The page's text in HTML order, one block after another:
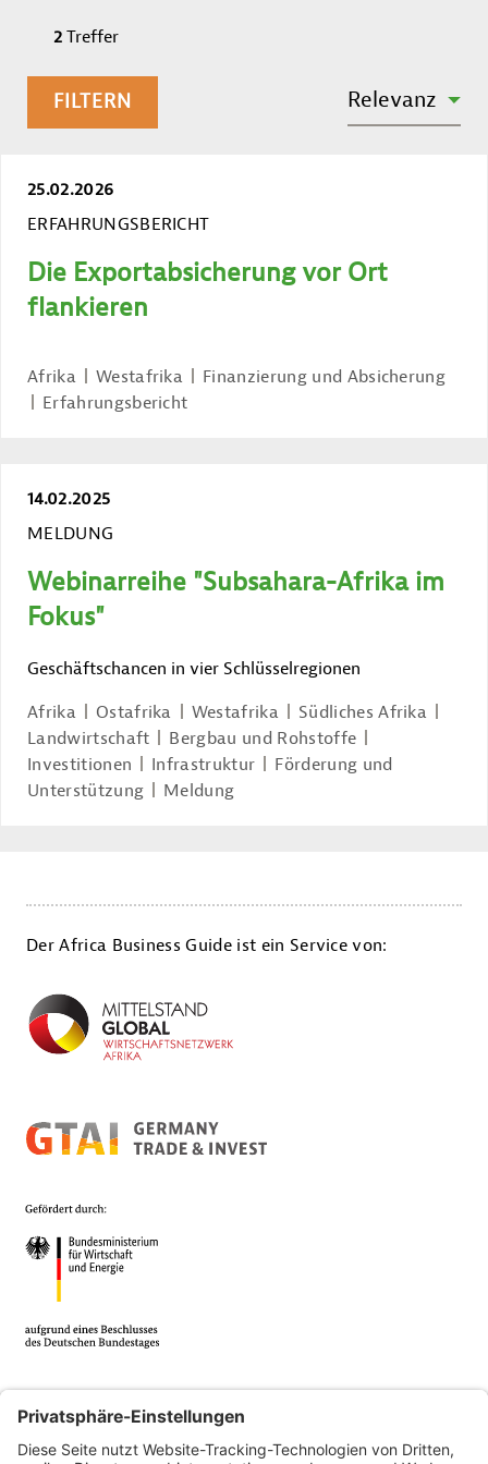
2 Treffer
FILTERN Relevanz
25.02.2026
ERFAHRUNGSBERICHT
Die Exportabsicherung vor Ort
flankieren
Afrika Westafrika
Finanzierung und Absicherung
Erfahrungsbericht
14.02.2025
MELDUNG
Webinarreihe "Subsahara-Afrika im
Fokus"
Geschäftschancen in vier Schlüsselregionen
Afrika
Ostafrika Westafrika
Südliches Afrika
Landwirtschaft
Bergbau und Rohstoffe
Investitionen
Infrastruktur
Förderung und
Unterstützung
Meldung
Der Africa Business Guide ist ein Service von: